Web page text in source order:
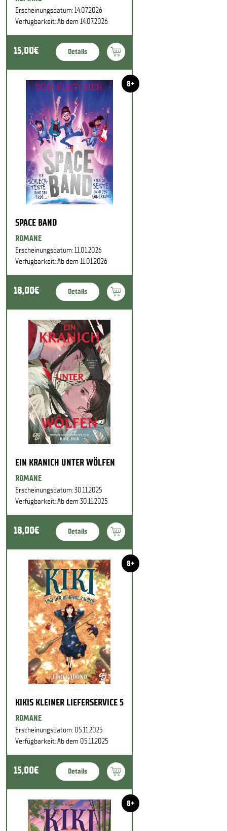
Erscheinungsdatum: 14.07.2026
Verfügbarkeit: Ab dem 14.07.2026
15,00€ Details
8+
SPACE BAND
ROMANE
Erscheinungsdatum: 11.01.2026
Verfügbarkeit: Ab dem 11.01.2026
18,00€ Details
EIN KRANICH UNTER WÖLFEN
ROMANE
Erscheinungsdatum: 30.11.2025
Verfügbarkeit: Ab dem 30.11.2025
18,00€ Details
8+
KIKIS KLEINER LIEFERSERVICE 5
ROMANE
Erscheinungsdatum: 05.11.2025
Verfügbarkeit: Ab dem 05.11.2025
15,00€ Details
8+